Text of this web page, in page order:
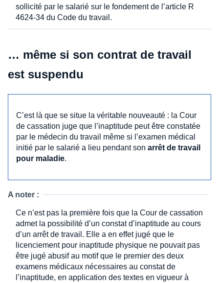
sollicité par le salarié sur le fondement de l’article R
4624-34 du Code du travail.
… même si son contrat de travail
est suspendu
C’est là que se situe la véritable nouveauté : la Cour
de cassation juge que l’inaptitude peut être constatée
par le médecin du travail même si l’examen médical
initié par le salarié a lieu pendant son arrêt de travail
pour maladie.
A noter :
Ce n’est pas la première fois que la Cour de cassation
admet la possibilité d’un constat d’inaptitude au cours
d’un arrêt de travail. Elle a en effet jugé que le
licenciement pour inaptitude physique ne pouvait pas
être jugé abusif au motif que le premier des deux
examens médicaux nécessaires au constat de
l’inaptitude, en application des textes en vigueur à